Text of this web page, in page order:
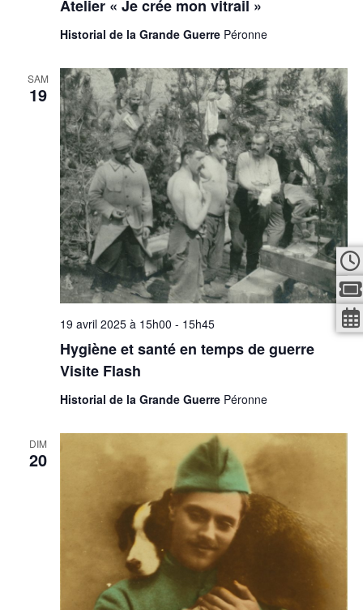
Atelier « Je crée mon vitrail »
Historial de la Grande Guerre Péronne
SAM
19
Hygiène et santé en temps de guerre
Visite Flash
19 avril 2025 à 15h00 - 15h45
Historial de la Grande Guerre Péronne
DIM
20